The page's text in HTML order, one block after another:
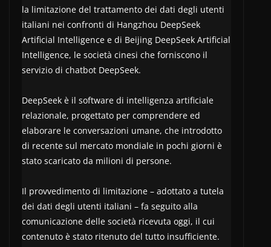
la limitazione del trattamento dei dati degli utenti
italiani nei confronti di Hangzhou DeepSeek
Artificial Intelligence e di Beijing DeepSeek Artificial
Intelligence, le società cinesi che forniscono il
servizio di chatbot DeepSeek.
DeepSeek è il software di intelligenza artificiale
relazionale, progettato per comprendere ed
elaborare le conversazioni umane, che introdotto
di recente sul mercato mondiale in pochi giorni è
stato scaricato da milioni di persone.
Il provvedimento di limitazione – adottato a tutela
dei dati degli utenti italiani – fa seguito alla
comunicazione delle società ricevuta oggi, il cui
contenuto è stato ritenuto del tutto insufficiente.